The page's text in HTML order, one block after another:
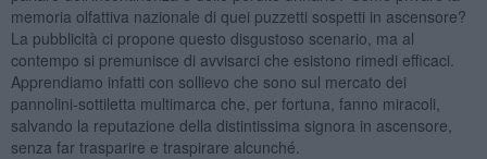
memoria olfattiva nazionale di quei puzzetti sospetti in ascensore?
La pubblicità ci propone questo disgustoso scenario, ma al
contempo si premunisce di avvisarci che esistono rimedi efficaci.
Apprendiamo infatti con sollievo che sono sul mercato dei
pannolini-sottiletta multimarca che, per fortuna, fanno miracoli,
salvando la reputazione della distintissima signora in ascensore,
senza far trasparire e traspirare alcunché.